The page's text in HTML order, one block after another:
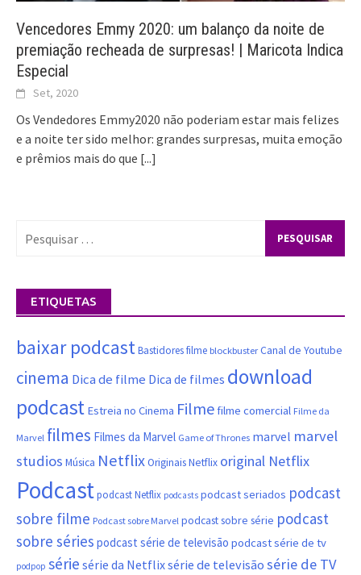
Vencedores Emmy 2020: um balanço da noite de
premiação recheada de surpresas! | Maricota Indica
Especial
Set, 2020
Os Vendedores Emmy2020 não poderiam estar mais felizes
e a noite ter sido melhor: grandes surpresas, muita emoção
e prêmios mais do que [...]
ETIQUETAS
baixar podcastBastidores filme blockbuster Canal de Youtube
cinema Dica de filme Dica de filmes download
podcast Estreia no Cinema Filmefilme comercial Filme da
Marvel filmes Filmes da Marvel Game of Thrones marvel marvel
studios Música NetflixOriginais Netflix original Netflix
Podcastpodcast Netflix podcasts podcast seriados podcast
sobre filme Podcast sobre Marvel podcast sobre série podcast
sobre séries podcast série de televisão podcast série de tv
podpop série série da Netflixsérie de televisão série de TV